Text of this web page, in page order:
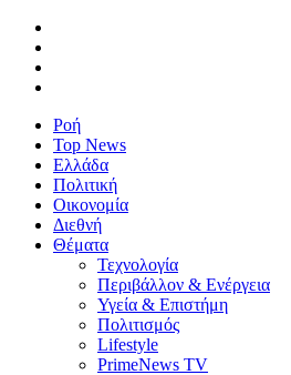
Ροή
Top News
Ελλάδα
Πολιτική
Οικονομία
Διεθνή
Θέματα
Τεχνολογία
Περιβάλλον & Ενέργεια
Υγεία & Επιστήμη
Πολιτισμός
Lifestyle
PrimeNews TV